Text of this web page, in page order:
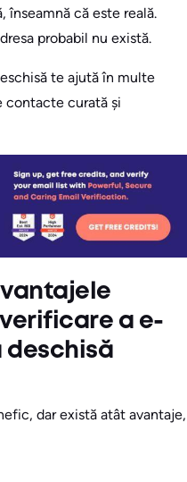
înseamnă că este reală.
probabil nu există.
te ajută în multe
contacte curată și
a e-
deschisă
dar există atât avantaje,